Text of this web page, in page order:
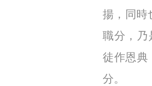
揚，同時
職分，乃
徒作恩典
分。